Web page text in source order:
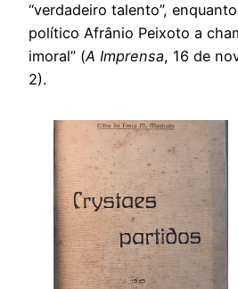
“verdadeiro talento”,
político Afrânio Peixoto a
imoral” (A Imprensa, 16 de
2).